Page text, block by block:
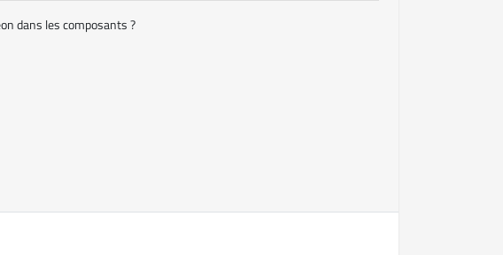
dans les composants ?